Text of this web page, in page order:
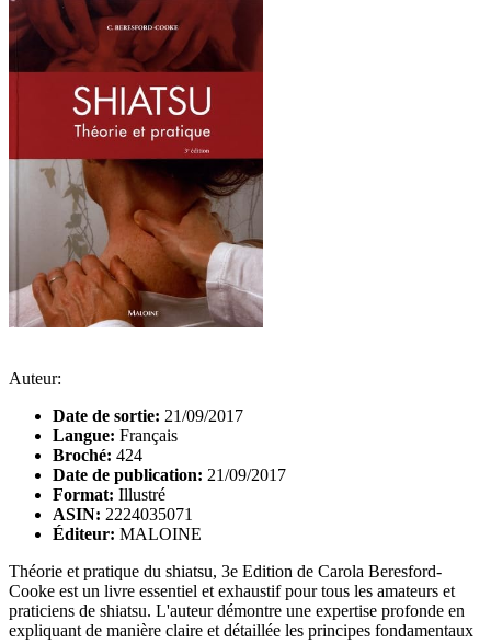
Auteur:
Date de sortie: 21/09/2017
Langue: Français
Broché: 424
Date de publication: 21/09/2017
Format: Illustré
ASIN: 2224035071
Éditeur: MALOINE
Théorie et pratique du shiatsu, 3e Edition de Carola Beresford-
Cooke est un livre essentiel et exhaustif pour tous les amateurs et
praticiens de shiatsu. L'auteur démontre une expertise profonde en
expliquant de manière claire et détaillée les principes fondamentaux